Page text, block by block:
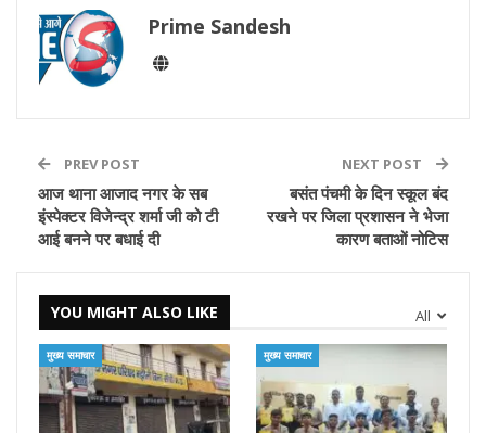
Prime Sandesh
PREV POST
आज थाना आजाद नगर के सब
इंस्पेक्टर विजेन्द्र शर्मा जी को टी
आई बनने पर बधाई दी
NEXT POST
बसंत पंचमी के दिन स्कूल बंद
रखने पर जिला प्रशासन ने भेजा
कारण बताओं नोटिस
All
YOU MIGHT ALSO LIKE
मुख्य समाचार मुख्य समाचार